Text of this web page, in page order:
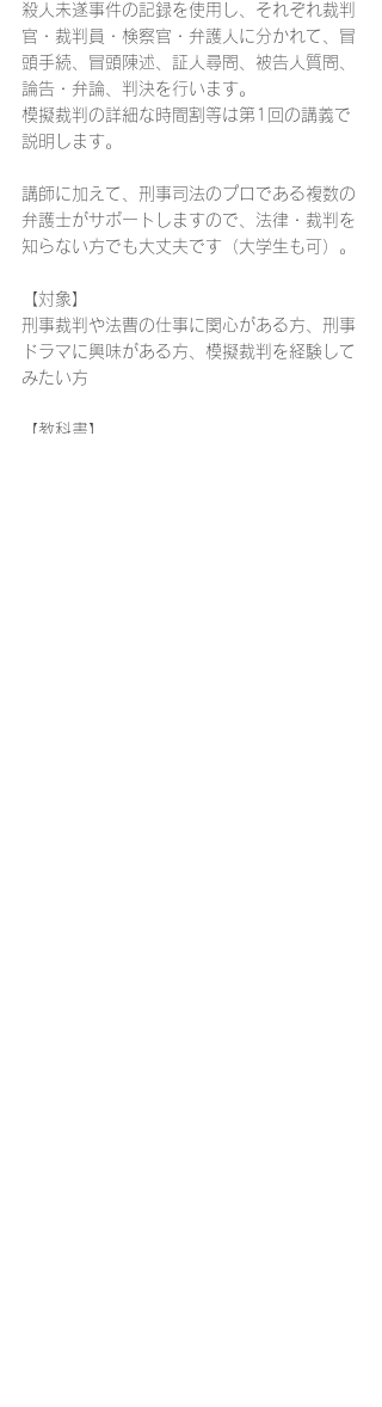
殺人未遂事件の記録を使用し、それぞれ裁判
官・裁判員・検察官・弁護人に分かれて、冒
頭手続、冒頭陳述、証人尋問、被告人質問、
論告・弁論、判決を行います。
模擬裁判の詳細な時間割等は第1回の講義で
説明します。
講師に加えて、刑事司法のプロである複数の
弁護士がサポートしますので、法律・裁判を
知らない方でも大丈夫です（大学生も可）。
【対象】
刑事裁判や法曹の仕事に関心がある方、刑事
ドラマに興味がある方、模擬裁判を経験して
みたい方
【教科書】